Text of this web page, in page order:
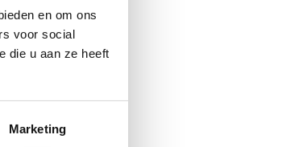
en om ons
voor social
die u aan ze heeft
Marketing